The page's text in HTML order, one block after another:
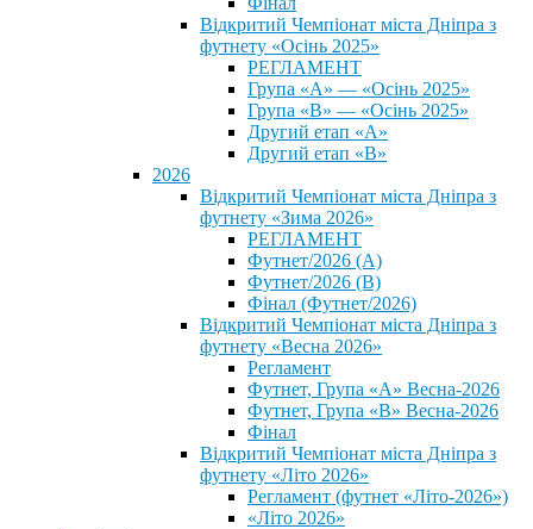
Відкритий Чемпіонат міста Дніпра з
футнету «Осінь 2025»
РЕГЛАМЕНТ
Група «А» — «Осінь 2025»
Група «В» — «Осінь 2025»
Другий етап «А»
Другий етап «В»
2026
Відкритий Чемпіонат міста Дніпра з
футнету «Зима 2026»
РЕГЛАМЕНТ
Футнет/2026 (А)
Футнет/2026 (В)
Фінал (Футнет/2026)
Відкритий Чемпіонат міста Дніпра з
футнету «Весна 2026»
Регламент
Футнет, Група «А» Весна-2026
Футнет, Група «В» Весна-2026
Фінал
Відкритий Чемпіонат міста Дніпра з
футнету «Літо 2026»
Регламент (футнет «Літо-2026»)
«Літо 2026»